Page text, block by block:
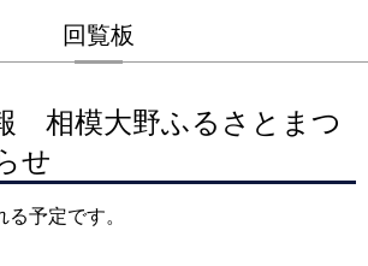
回覧板
相模大野ふるさとまつ
せ
予定です。